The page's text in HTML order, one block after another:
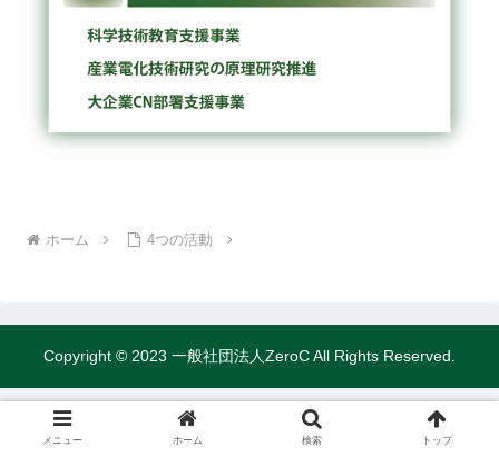
ホーム 4つの活動
Copyright © 2023 一般社団法人ZeroC All Rights Reserved.
メニュー ホーム 検索 トップ